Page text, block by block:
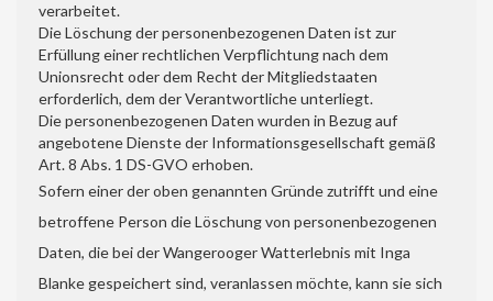
verarbeitet.
Die Löschung der personenbezogenen Daten ist zur
Erfüllung einer rechtlichen Verpflichtung nach dem
Unionsrecht oder dem Recht der Mitgliedstaaten
erforderlich, dem der Verantwortliche unterliegt.
Die personenbezogenen Daten wurden in Bezug auf
angebotene Dienste der Informationsgesellschaft gemäß
Art. 8 Abs. 1 DS-GVO erhoben.
Sofern einer der oben genannten Gründe zutrifft und eine
betroffene Person die Löschung von personenbezogenen
Daten, die bei der Wangerooger Watterlebnis mit Inga
Blanke gespeichert sind, veranlassen möchte, kann sie sich